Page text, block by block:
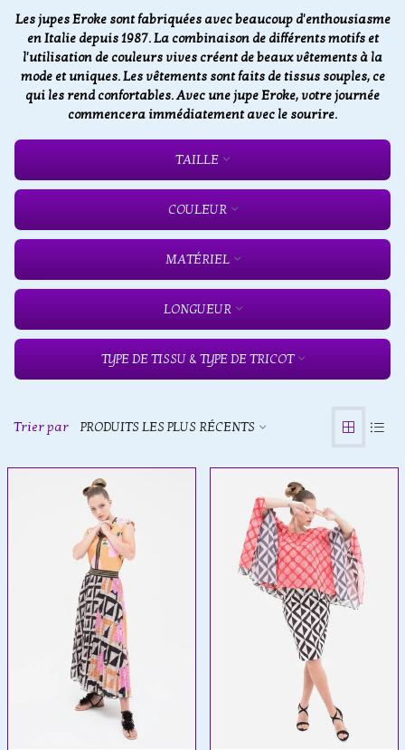
Les jupes Eroke sont fabriquées avec beaucoup d'enthousiasme
en Italie depuis 1987. La combinaison de différents motifs et
l'utilisation de couleurs vives créent de beaux vêtements à la
mode et uniques. Les vêtements sont faits de tissus souples, ce
qui les rend confortables. Avec une jupe Eroke, votre journée
commencera immédiatement avec le sourire.
TAILLE
COULEUR
MATÉRIEL
LONGUEUR
TYPE DE TISSU & TYPE DE TRICOT
Trier par PRODUITS LES PLUS RÉCENTS